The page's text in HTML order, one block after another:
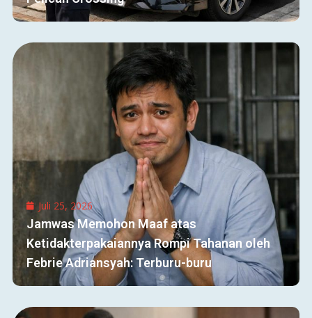
Juli 25, 2026
Jamwas Memohon Maaf atas
Ketidakterpakaiannya Rompi Tahanan oleh
Febrie Adriansyah: Terburu-buru